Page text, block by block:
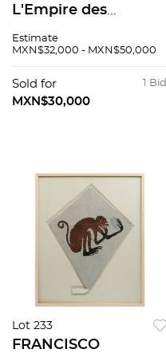
L'Empire des
con sello Litografía,
/ 300, 32 x 25 cm
Estimate
MXN$32,000 - MXN$50,000
1 Bid
Sold for
MXN$30,000
Lot 233
FRANCISCO